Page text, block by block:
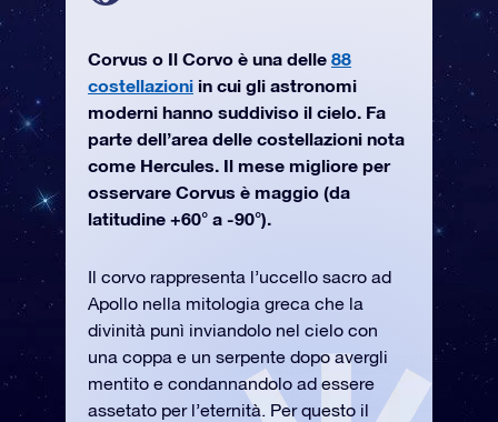
Corvus o Il Corvo è una delle 88
costellazioni in cui gli astronomi
moderni hanno suddiviso il cielo. Fa
parte dell’area delle costellazioni nota
come Hercules. Il mese migliore per
osservare Corvus è maggio (da
latitudine +60° a -90°).
Il corvo rappresenta l’uccello sacro ad
Apollo nella mitologia greca che la
divinità punì inviandolo nel cielo con
una coppa e un serpente dopo avergli
mentito e condannandolo ad essere
assetato per l’eternità. Per questo il